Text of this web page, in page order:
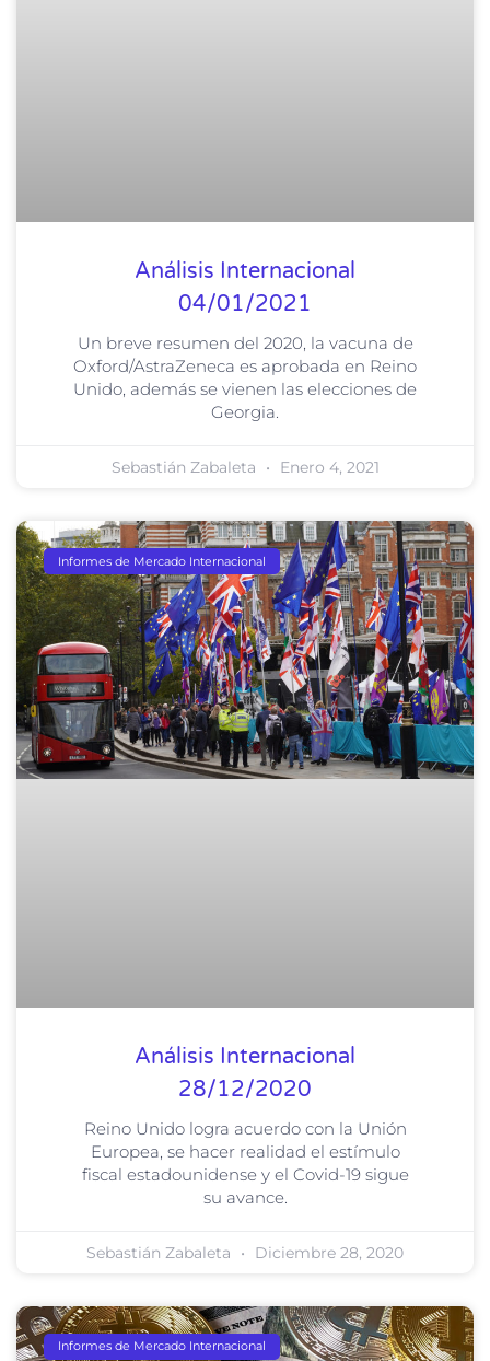
Análisis Internacional
04/01/2021
Un breve resumen del 2020, la vacuna de
Oxford/AstraZeneca es aprobada en Reino
Unido, además se vienen las elecciones de
Georgia.
Sebastián Zabaleta Enero 4, 2021
Informes de Mercado Internacional
Análisis Internacional
28/12/2020
Reino Unido logra acuerdo con la Unión
Europea, se hacer realidad el estímulo
fiscal estadounidense y el Covid-19 sigue
su avance.
Sebastián Zabaleta Diciembre 28, 2020
Informes de Mercado Internacional